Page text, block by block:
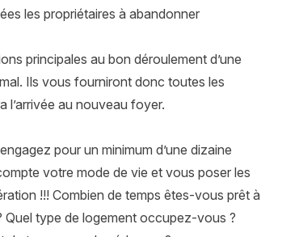
les propriétaires à abandonner
principales au bon déroulement d’une
Ils vous fourniront donc toutes les
l’arrivée au nouveau foyer.
pour un minimum d’une dizaine
votre mode de vie et vous poser les
!!! Combien de temps êtes-vous prêt à
type de logement occupez-vous ?